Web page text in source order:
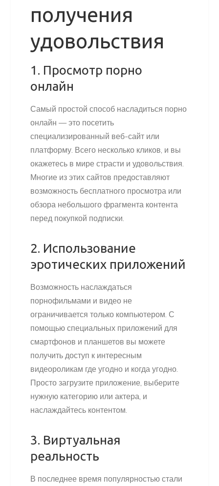
получения
удовольствия
1. Просмотр порно
онлайн
Самый простой способ насладиться порно
онлайн — это посетить
специализированный веб-сайт или
платформу. Всего несколько кликов, и вы
окажетесь в мире страсти и удовольствия.
Многие из этих сайтов предоставляют
возможность бесплатного просмотра или
обзора небольшого фрагмента контента
перед покупкой подписки.
2. Использование
эротических приложений
Возможность наслаждаться
порнофильмами и видео не
ограничивается только компьютером. С
помощью специальных приложений для
смартфонов и планшетов вы можете
получить доступ к интересным
видеороликам где угодно и когда угодно.
Просто загрузите приложение, выберите
нужную категорию или актера, и
наслаждайтесь контентом.
3. Виртуальная
реальность
В последнее время популярностью стали